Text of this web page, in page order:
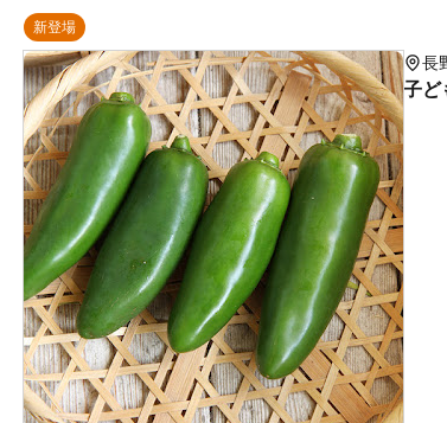
新登場
長
子ど